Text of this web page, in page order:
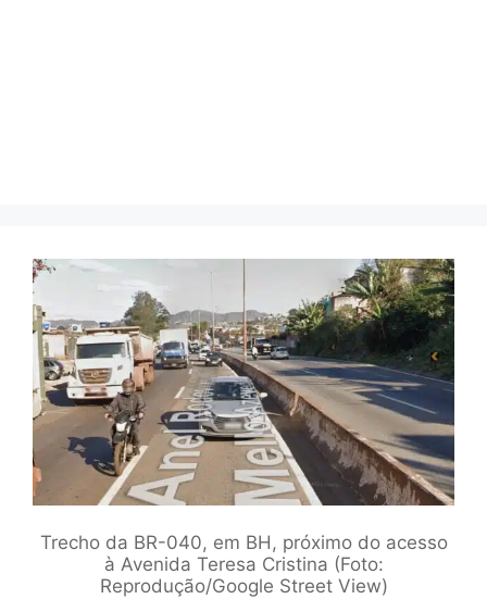
Trecho da BR-040, em BH, próximo do acesso
à Avenida Teresa Cristina (Foto:
Reprodução/Google Street View)